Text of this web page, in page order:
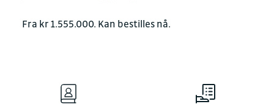
Fra kr 1.555.000. Kan bestilles nå.